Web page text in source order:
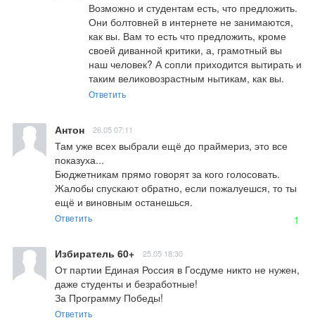
Возможно и студентам есть, что предложить.
Они болтовней в интернете не занимаются,
как вы. Вам то есть что предложить, кроме
своей диванной критики, а, грамотный вы
наш человек? А сопли приходится вытирать и
таким великовозрастным нытикам, как вы.
Ответить
Антон 26.05 07:11
Там уже всех выбрали ещё до праймериз, это все
показуха...
Бюджетникам прямо говорят за кого голосовать.
Жалобы спускают обратно, если пожалуешся, то ты
ещё и виновным останешься.
Ответить 1
Избиратель 60+ 25.05 18:30
От партии Единая Россия в Госдуме никто не нужен,
даже студенты и безработные!
За Программу Победы!
Ответить